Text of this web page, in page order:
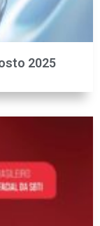
2025